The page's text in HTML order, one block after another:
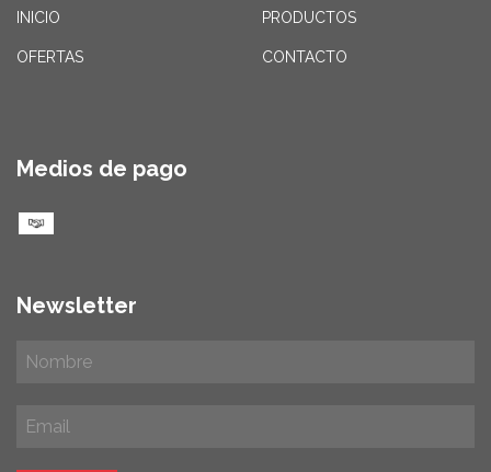
INICIO PRODUCTOS
OFERTAS CONTACTO
Medios de pago
Newsletter